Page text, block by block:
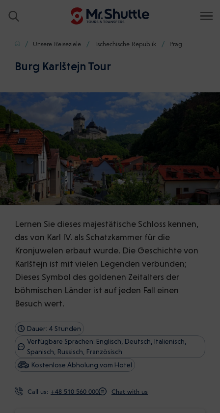
ZuhauseUnsere Reiseziele Tschechische Republik Prag
Burg Karlštejn Tour
Lernen Sie dieses majestätische Schloss kennen,
das von Karl IV. als Schatzkammer für die
Kronjuwelen erbaut wurde. Die Geschichte von
Karlštejn ist mit vielen Legenden verbunden;
Dieses Symbol des goldenen Zeitalters der
böhmischen Länder ist auf jeden Fall einen
Besuch wert.
Dauer: 4 Stunden
Verfügbare Sprachen: Englisch, Deutsch, Italienisch,
Spanisch, Russisch, Französisch
Kostenlose Abholung vom Hotel
Call us: +48 510 560 000 Chat with us